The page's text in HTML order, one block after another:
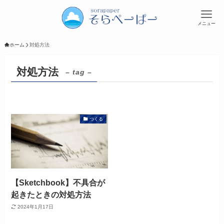
メニュー
ホーム 対処方法
対処方法 – tag –
つくる
【Sketchbook】不具合が
起きたときの対処方法
2024年1月17日